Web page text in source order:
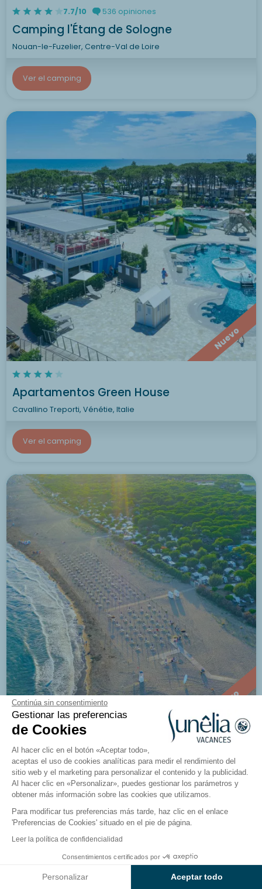
Continúa sin consentimiento
Gestionar las preferencias
de Cookies
Al hacer clic en el botón «Aceptar todo»,
aceptas el uso de cookies analíticas para medir el rendimiento del
sitio web y el marketing para personalizar el contenido y la publicidad.
Al hacer clic en «Personalizar», puedes gestionar los parámetros y
obtener más información sobre las cookies que utilizamos.
Para modificar tus preferencias más tarde, haz clic en el enlace
'Preferencias de Cookies' situado en el pie de página.
Leer la política de confidencialidad
Consentimientos certificados por
Personalizar Aceptar todo
7.7/10 536 opiniones
Camping l'Étang de Sologne
Nouan-le-Fuzelier, Centre-Val de Loire
Ver el camping
Nuevo
Apartamentos Green House
Cavallino Treporti, Vénétie, Italie
Ver el camping
Nuevo
Residencia Ca' Del Pioppo
Cavallino Treporti, Vénétie, Italie
Ver resultados en el mapa